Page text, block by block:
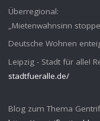
Überregional:
„Mietenwahnsinn
Deutsche Wohnen
Leipzig - Stadt für alle!
stadtfueralle.de/
Blog zum Thema